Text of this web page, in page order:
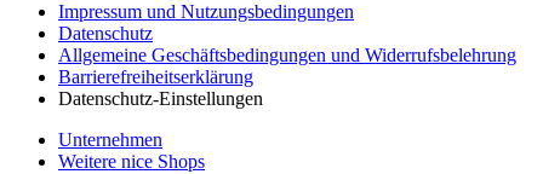
Impressum und Nutzungsbedingungen
Datenschutz
Allgemeine Geschäftsbedingungen und Widerrufsbelehrung
Barrierefreiheitserklärung
Datenschutz-Einstellungen
Unternehmen
Weitere nice Shops